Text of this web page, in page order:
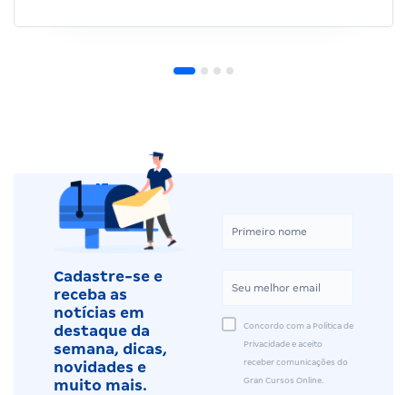
Cadastre-se e
receba as
notícias em
destaque da
semana, dicas,
novidades e
muito mais.
Concordo com a Política de
Privacidade e aceito
receber comunicações do
Gran Cursos Online.